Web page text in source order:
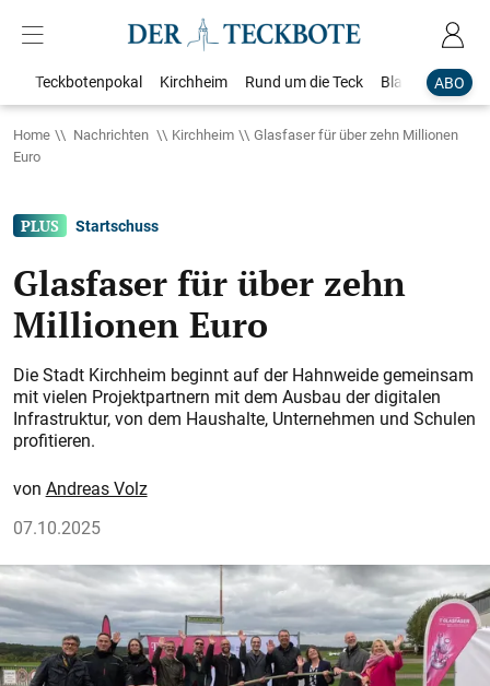
ABO
Teckbotenpokal Kirchheim Rund um die Teck Blaulicht
Home Nachrichten Kirchheim
Glasfaser für über zehn Millionen
Euro
Startschuss
Glasfaser für über zehn
Millionen Euro
Die Stadt Kirchheim beginnt auf der Hahnweide gemeinsam
mit vielen Projektpartnern mit dem Ausbau der digitalen
Infrastruktur, von dem Haushalte, Unternehmen und Schulen
profitieren.
Andreas Volz
07.10.2025